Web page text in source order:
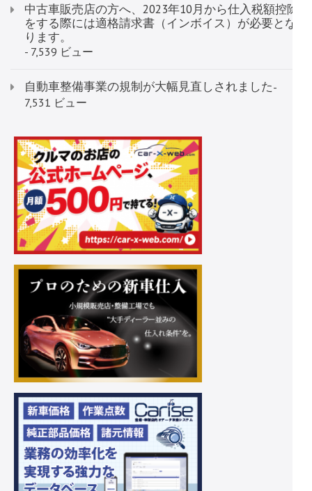
中古車販売店の方へ、2023年10月から仕入税額控除
をする際には適格請求書（インボイス）が必要とな
ります。
- 7,539 ビュー
自動車整備事業の規制が大幅見直しされました-
7,531 ビュー